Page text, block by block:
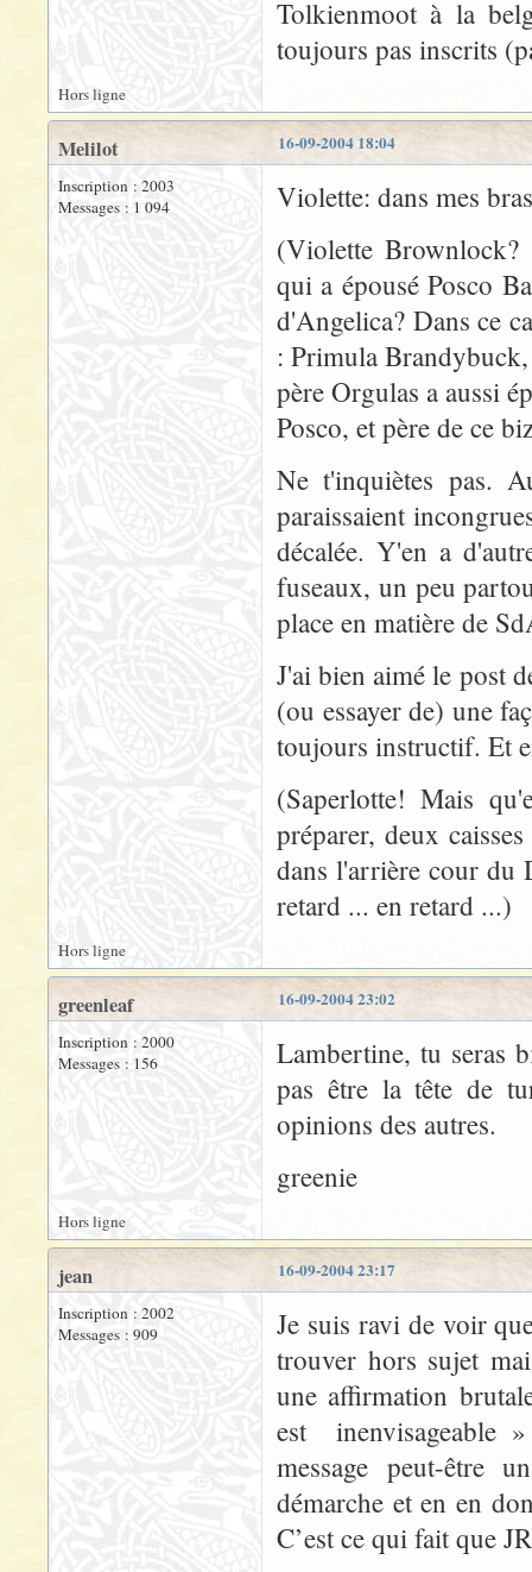
Tolkienmoot à la
toujours pas inscrits
Hors ligne
16-09-2004 18:04
Melilot
Inscription : 2003
Messages : 1 094
Violette: dans mes
(Violette
qui a épousé Posco
d'Angelica? Dans ce
: Primula
père Orgulas a aussi
Posco, et père de ce
Ne t'inquiètes pas.
paraissaient
décalée. Y'en a
fuseaux, un peu
place en matière de
J'ai bien aimé le post
(ou essayer de) une
toujours instructif. Et
(Saperlotte! Mais
préparer, deux
dans l'arrière cour du
retard ... en retard ...)
Hors ligne
16-09-2004 23:02
greenleaf
Inscription : 2000
Messages : 156
Lambertine, tu seras
pas être la tête de
opinions des autres.
greenie
Hors ligne
16-09-2004 23:17
jean
Inscription : 2002
Messages : 909
Je suis ravi de voir
trouver hors sujet
une affirmation
est inenvisageable
message peut-être
démarche et en en
C’est ce qui fait que